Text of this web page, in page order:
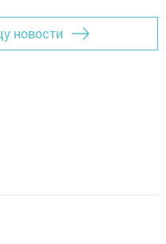
новости